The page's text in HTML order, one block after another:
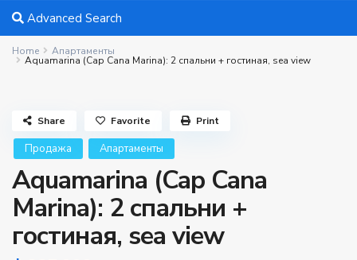
Advanced Search
Home Апартаменты
Aquamarina (Cap Cana Marina): 2 спальни + гостиная, sea view
Продажа Апартаменты
Aquamarina (Cap Cana
Marina): 2 спальни +
гостиная, sea view
Share Favorite Print